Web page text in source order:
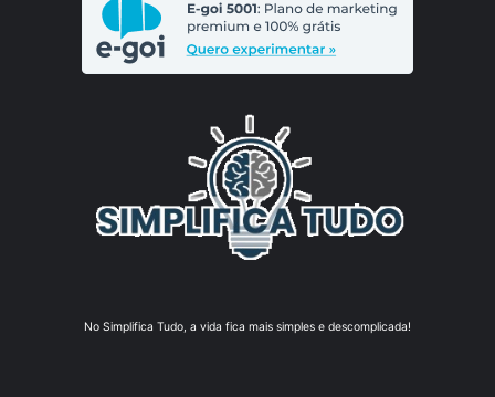
No Simplifica Tudo, a vida fica mais simples e descomplicada!